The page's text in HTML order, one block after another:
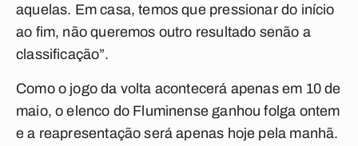
aquelas. Em casa, temos que pressionar do início
ao fim, não queremos outro resultado senão a
classificação”.
Como o jogo da volta acontecerá apenas em 10 de
maio, o elenco do Fluminense ganhou folga ontem
e a reapresentação será apenas hoje pela manhã.